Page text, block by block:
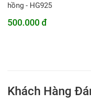
hồng - HG925
500.000 đ
Khách Hàng